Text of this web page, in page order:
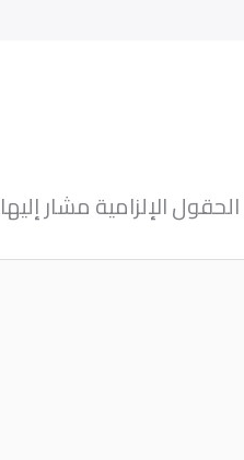
الحقول الإلزامية مشار